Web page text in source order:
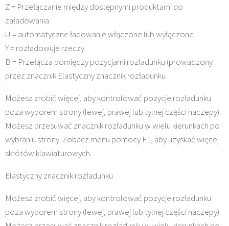
Z = Przełączanie między dostępnymi produktami do
załadowania.
U = automatyczne ładowanie włączone lub wyłączone.
Y = rozładowuje rzeczy.
B = Przełącza pomiędzy pozycjami rozładunku (prowadzony
przez znacznik Elastyczny znacznik rozładunku
Możesz zrobić więcej, aby kontrolować pozycje rozładunku
poza wyborem strony (lewej, prawej lub tylnej części naczepy).
Możesz przesuwać znacznik rozładunku w wielu kierunkach po
wybraniu strony. Zobacz menu pomocy F1, aby uzyskać więcej
skrótów klawiaturowych.
Elastyczny znacznik rozładunku
Możesz zrobić więcej, aby kontrolować pozycje rozładunku
poza wyborem strony (lewej, prawej lub tylnej części naczepy).